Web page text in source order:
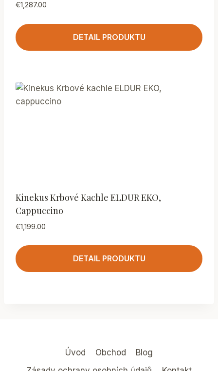
€1,287.00
DETAIL PRODUKTU
Kinekus Krbové Kachle ELDUR EKO,
Cappuccino
€1,199.00
DETAIL PRODUKTU
Úvod Obchod
Blog